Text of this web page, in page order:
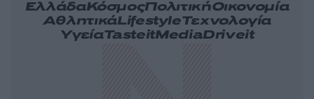
ΕλλάδαΚόσμοςΠολιτικήΟικονομία
ΑθλητικάLifestyleΤεχνολογία
ΥγείαTasteitMediaDriveit